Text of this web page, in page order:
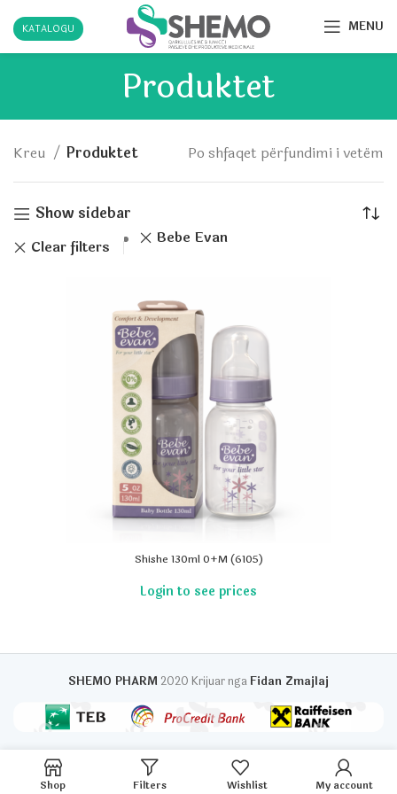
KATALOGU MENU
Produktet
Kreu Produktet Po shfaqet përfundimi i vetëm
Show sidebar
Clear filters Bebe Evan
Shishe 130ml 0+M (6105)
SHEMO PHARM 2020 Krijuar ngaFidan Zmajlaj
Shop Filters Wishlist My account